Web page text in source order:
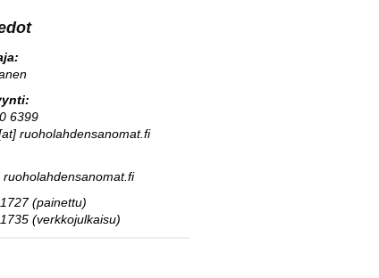
6399
ruoholahdensanomat.fi
ruoholahdensanomat.fi
(painettu)
(verkkojulkaisu)